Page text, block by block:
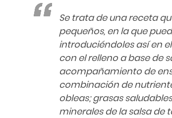
Se trata de una receta
pequeños, en la que
introduciéndoles así en
con el relleno a base de
acompañamiento de
combinación de
obleas; grasas
minerales de la salsa de